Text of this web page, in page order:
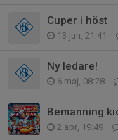
Cuper i höst
13 jun, 21:41
Ny ledare!
6 maj, 08:28
Bemanning
2 apr, 19:49